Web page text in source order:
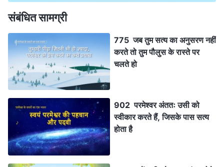
संबंधित सामग्री
775 जब तुम सत्य का अनुसरण नहीं
करते तो तुम पौलुस के रास्ते पर
चलते हो
902 परमेश्वर अंततः उसी को
स्वीकार करते हैं, जिसके पास सत्य
होता है